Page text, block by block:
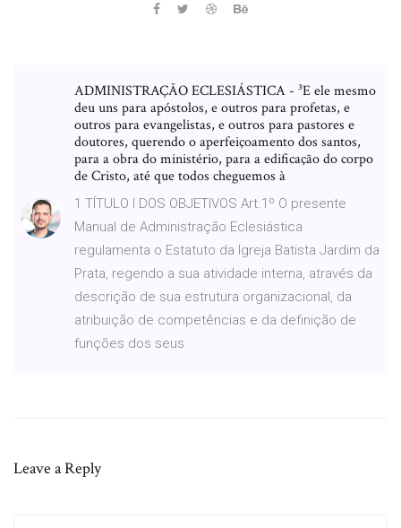
ADMINISTRAÇÃO ECLESIÁSTICA - ³E ele mesmo
deu uns para apóstolos, e outros para profetas, e
outros para evangelistas, e outros para pastores e
doutores, querendo o aperfeiçoamento dos santos,
para a obra do ministério, para a edificação do corpo
de Cristo, até que todos cheguemos à
1 TÍTULO I DOS OBJETIVOS Art.1º O presente
Manual de Administração Eclesiástica
regulamenta o Estatuto da Igreja Batista Jardim da
Prata, regendo a sua atividade interna, através da
descrição de sua estrutura organizacional, da
atribuição de competências e da definição de
funções dos seus
Leave a Reply